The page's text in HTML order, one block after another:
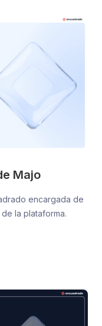
Majo
encargada de
la plataforma.